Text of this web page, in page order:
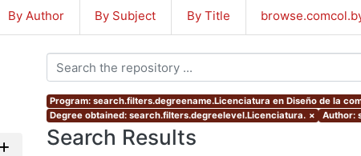
By Author By Subject By Title
Program: search.filters.degreename.Licenciatura en Diseño de la
Degree obtained: search.filters.degreelevel.Licenciatura. × Author:
Search Results